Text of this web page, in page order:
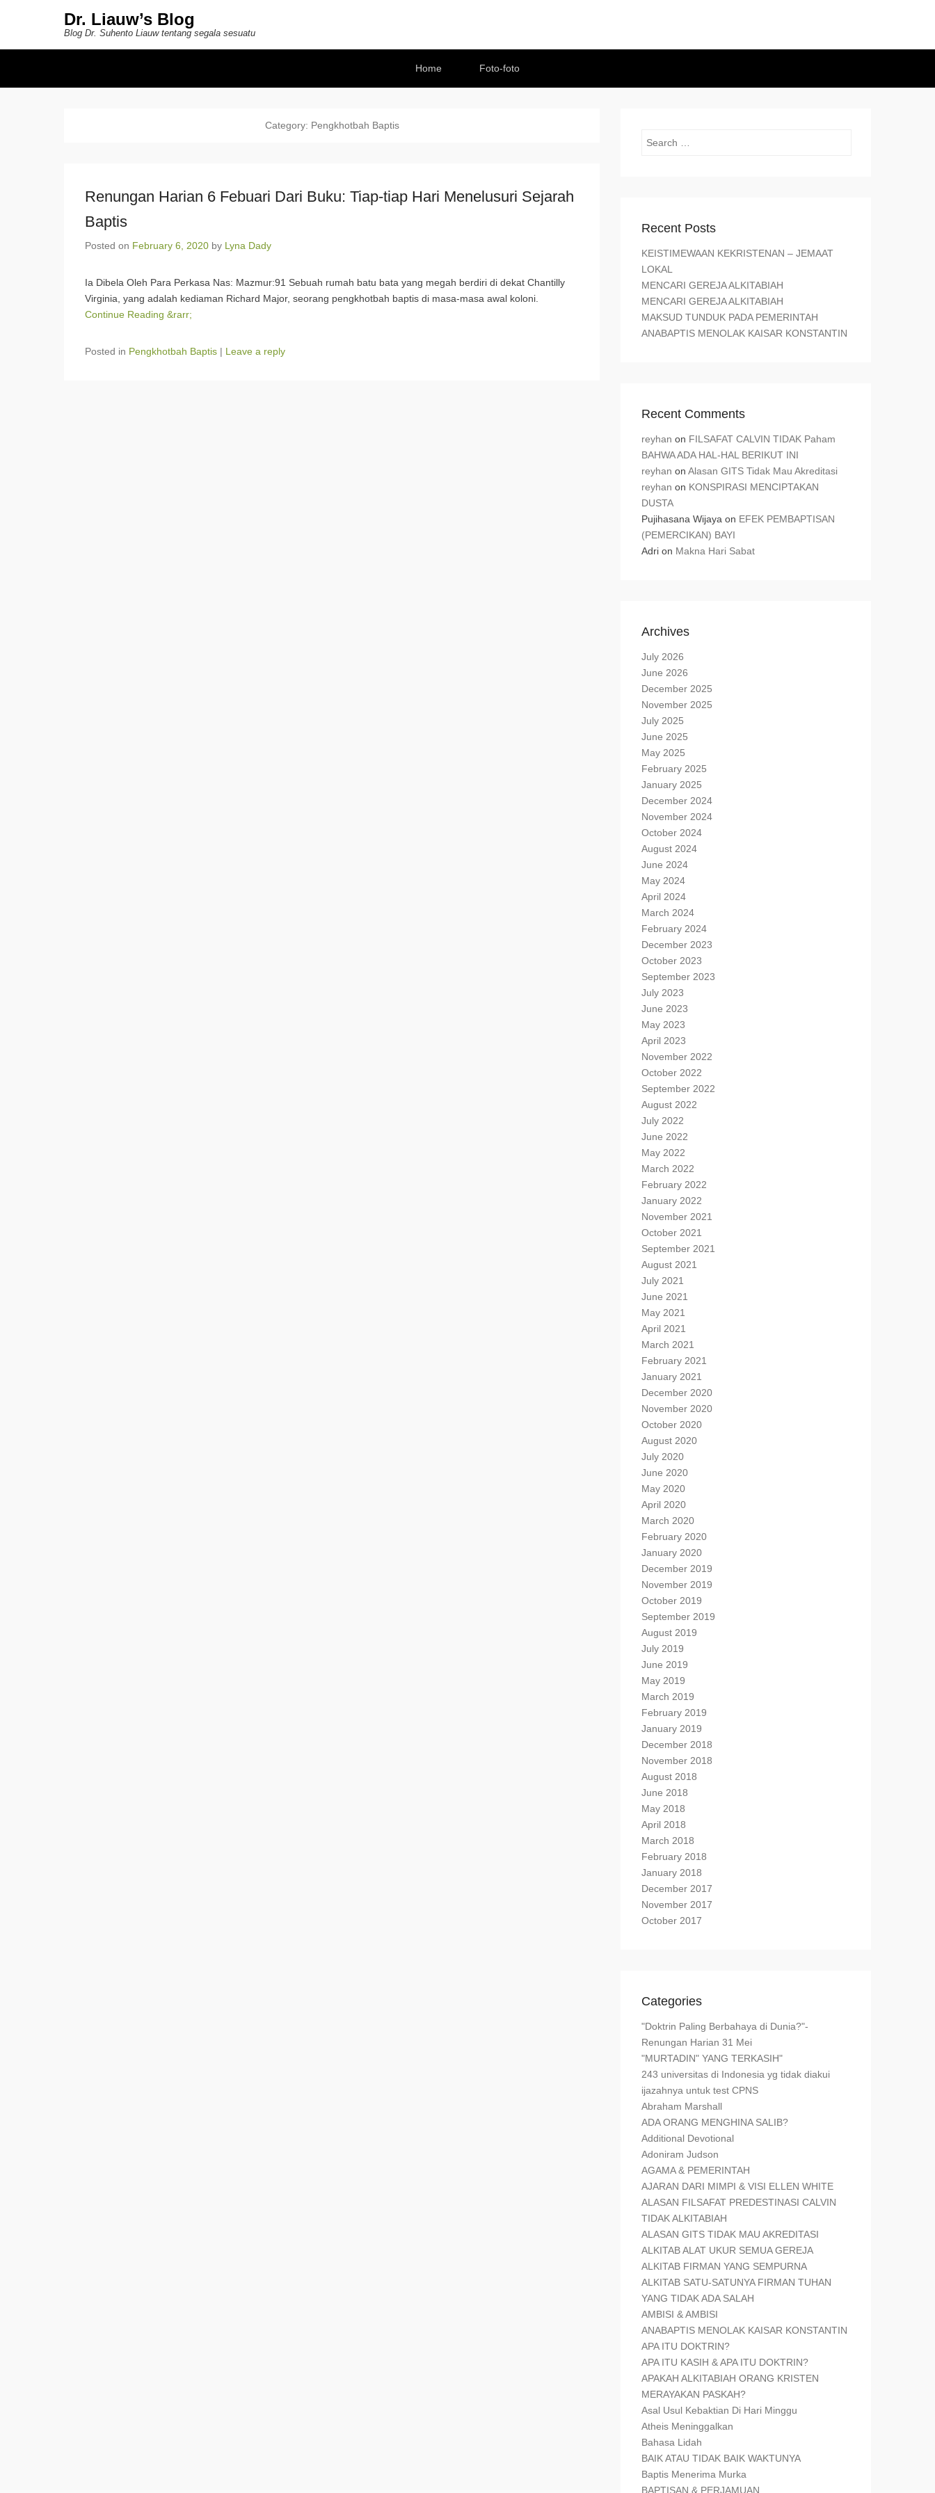
Dr. Liauw’s Blog
Blog Dr. Suhento Liauw tentang segala sesuatu
Home
Foto-foto
Category: Pengkhotbah Baptis
Renungan Harian 6 Febuari Dari Buku: Tiap-tiap Hari Menelusuri Sejarah
Baptis
Posted on February 6, 2020 by Lyna Dady
Ia Dibela Oleh Para Perkasa Nas: Mazmur:91 Sebuah rumah batu bata yang megah berdiri di dekat Chantilly
Virginia, yang adalah kediaman Richard Major, seorang pengkhotbah baptis di masa-masa awal koloni.
Continue Reading &rarr;
Posted in Pengkhotbah Baptis | Leave a reply
Search
Recent Posts
KEISTIMEWAAN KEKRISTENAN – JEMAAT
LOKAL
MENCARI GEREJA ALKITABIAH
MENCARI GEREJA ALKITABIAH
MAKSUD TUNDUK PADA PEMERINTAH
ANABAPTIS MENOLAK KAISAR KONSTANTIN
Recent Comments
reyhan on FILSAFAT CALVIN TIDAK Paham
BAHWA ADA HAL-HAL BERIKUT INI
reyhan on Alasan GITS Tidak Mau Akreditasi
reyhan on KONSPIRASI MENCIPTAKAN
DUSTA
Pujihasana Wijaya on EFEK PEMBAPTISAN
(PEMERCIKAN) BAYI
Adri on Makna Hari Sabat
Archives
July 2026
June 2026
December 2025
November 2025
July 2025
June 2025
May 2025
February 2025
January 2025
December 2024
November 2024
October 2024
August 2024
June 2024
May 2024
April 2024
March 2024
February 2024
December 2023
October 2023
September 2023
July 2023
June 2023
May 2023
April 2023
November 2022
October 2022
September 2022
August 2022
July 2022
June 2022
May 2022
March 2022
February 2022
January 2022
November 2021
October 2021
September 2021
August 2021
July 2021
June 2021
May 2021
April 2021
March 2021
February 2021
January 2021
December 2020
November 2020
October 2020
August 2020
July 2020
June 2020
May 2020
April 2020
March 2020
February 2020
January 2020
December 2019
November 2019
October 2019
September 2019
August 2019
July 2019
June 2019
May 2019
March 2019
February 2019
January 2019
December 2018
November 2018
August 2018
June 2018
May 2018
April 2018
March 2018
February 2018
January 2018
December 2017
November 2017
October 2017
Categories
"Doktrin Paling Berbahaya di Dunia?"-
Renungan Harian 31 Mei
"MURTADIN" YANG TERKASIH"
243 universitas di Indonesia yg tidak diakui
ijazahnya untuk test CPNS
Abraham Marshall
ADA ORANG MENGHINA SALIB?
Additional Devotional
Adoniram Judson
AGAMA & PEMERINTAH
AJARAN DARI MIMPI & VISI ELLEN WHITE
ALASAN FILSAFAT PREDESTINASI CALVIN
TIDAK ALKITABIAH
ALASAN GITS TIDAK MAU AKREDITASI
ALKITAB ALAT UKUR SEMUA GEREJA
ALKITAB FIRMAN YANG SEMPURNA
ALKITAB SATU-SATUNYA FIRMAN TUHAN
YANG TIDAK ADA SALAH
AMBISI & AMBISI
ANABAPTIS MENOLAK KAISAR KONSTANTIN
APA ITU DOKTRIN?
APA ITU KASIH & APA ITU DOKTRIN?
APAKAH ALKITABIAH ORANG KRISTEN
MERAYAKAN PASKAH?
Asal Usul Kebaktian Di Hari Minggu
Atheis Meninggalkan
Bahasa Lidah
BAIK ATAU TIDAK BAIK WAKTUNYA
Baptis Menerima Murka
BAPTISAN & PERJAMUAN